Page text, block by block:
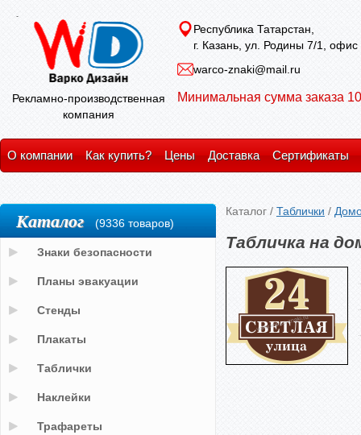
Рекламно-производственная
компания
Республика Татарстан,
г. Казань, ул. Родины 7/1, офис
warco-znaki@mail.ru
Минимальная сумма заказа
О компании Как купить? Цены Доставка Сертификаты
Каталог / Таблички /
Табличка на
Каталог (9336 товаров)
Знаки безопасности
Планы эвакуации
Стенды
Плакаты
Таблички
Наклейки
Трафареты